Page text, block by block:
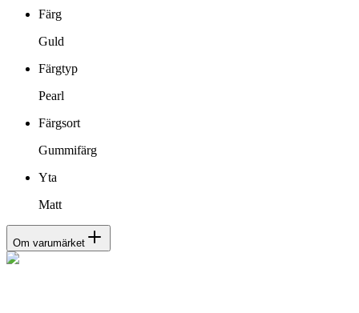
Färg
Guld
Färgtyp
Pearl
Färgsort
Gummifärg
Yta
Matt
Om varumärket